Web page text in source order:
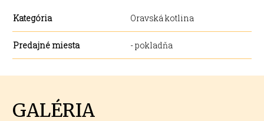
Kategória Oravská kotlina
Predajné miesta - pokladňa
GALÉRIA